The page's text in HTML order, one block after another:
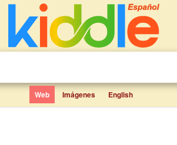
Web Imágenes English